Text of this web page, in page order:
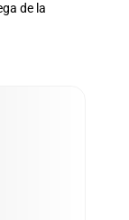
de la